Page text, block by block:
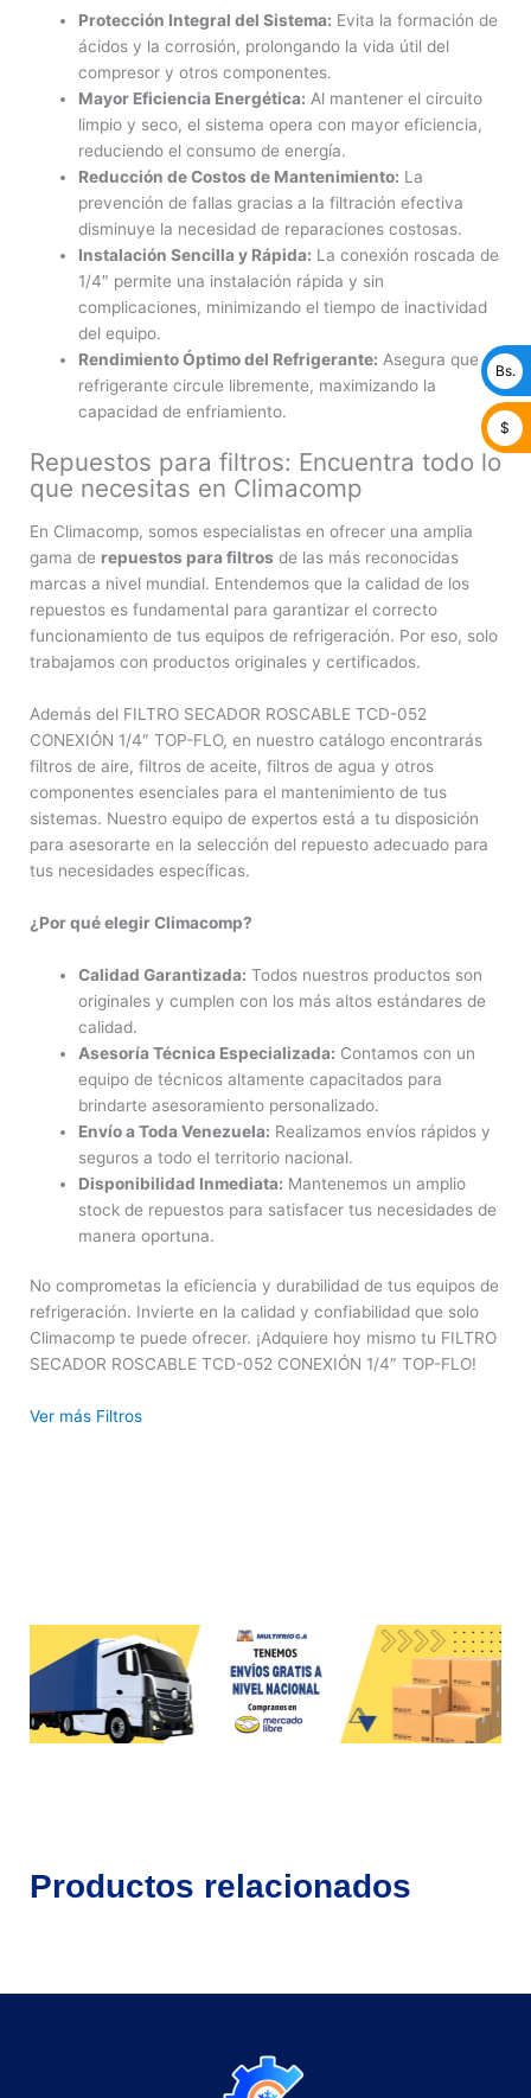
Protección Integral del Sistema: Evita la formación de
ácidos y la corrosión, prolongando la vida útil del
compresor y otros componentes.
Mayor Eficiencia Energética: Al mantener el circuito
limpio y seco, el sistema opera con mayor eficiencia,
reduciendo el consumo de energía.
Reducción de Costos de Mantenimiento: La
prevención de fallas gracias a la filtración efectiva
disminuye la necesidad de reparaciones costosas.
Instalación Sencilla y Rápida: La conexión roscada de
1/4″ permite una instalación rápida y sin
complicaciones, minimizando el tiempo de inactividad
del equipo.
Rendimiento Óptimo del Refrigerante: Asegura que el
refrigerante circule libremente, maximizando la
capacidad de enfriamiento.
Repuestos para filtros: Encuentra todo lo
que necesitas en Climacomp
En Climacomp, somos especialistas en ofrecer una amplia
gama de repuestos para filtros de las más reconocidas
marcas a nivel mundial. Entendemos que la calidad de los
repuestos es fundamental para garantizar el correcto
funcionamiento de tus equipos de refrigeración. Por eso, solo
trabajamos con productos originales y certificados.
Además del FILTRO SECADOR ROSCABLE TCD-052
CONEXIÓN 1/4″ TOP-FLO, en nuestro catálogo encontrarás
filtros de aire, filtros de aceite, filtros de agua y otros
componentes esenciales para el mantenimiento de tus
sistemas. Nuestro equipo de expertos está a tu disposición
para asesorarte en la selección del repuesto adecuado para
tus necesidades específicas.
¿Por qué elegir Climacomp?
Calidad Garantizada: Todos nuestros productos son
originales y cumplen con los más altos estándares de
calidad.
Asesoría Técnica Especializada: Contamos con un
equipo de técnicos altamente capacitados para
brindarte asesoramiento personalizado.
Envío a Toda Venezuela: Realizamos envíos rápidos y
seguros a todo el territorio nacional.
Disponibilidad Inmediata: Mantenemos un amplio
stock de repuestos para satisfacer tus necesidades de
manera oportuna.
No comprometas la eficiencia y durabilidad de tus equipos de
refrigeración. Invierte en la calidad y confiabilidad que solo
Climacomp te puede ofrecer. ¡Adquiere hoy mismo tu FILTRO
SECADOR ROSCABLE TCD-052 CONEXIÓN 1/4″ TOP-FLO!
Ver más Filtros
Productos relacionados
Bs.
$